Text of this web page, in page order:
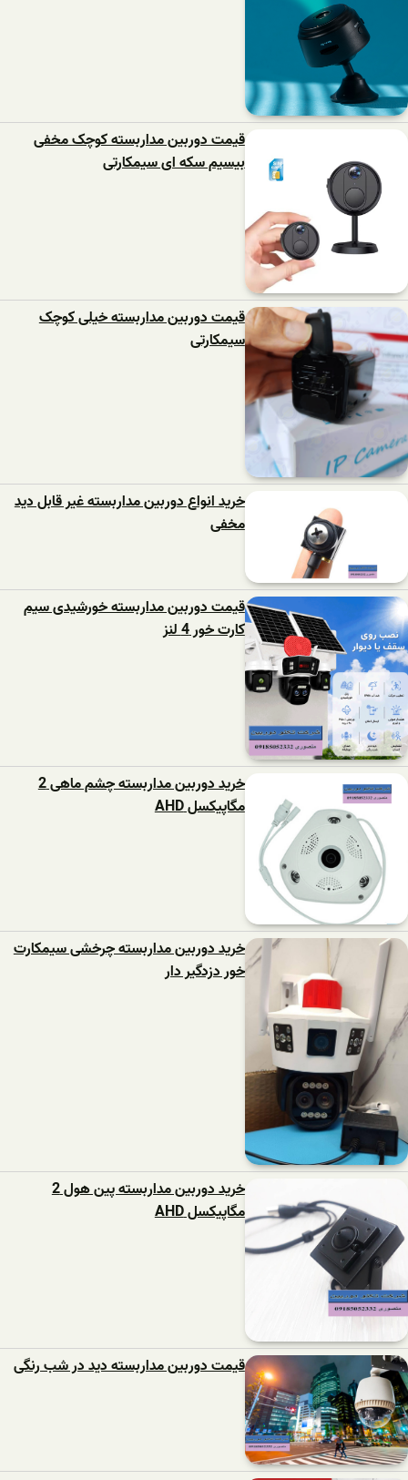
قیمت دوربین مداربسته کوچک مخفی
بیسیم سکه ای سیمکارتی
قیمت دوربین مداربسته خیلی کوچک
سیمکارتی
خرید انواع دوربین مداربسته غیر قابل دید
مخفی
قیمت دوربین مداربسته خورشیدی سیم
کارت خور 4 لنز
خرید دوربین مداربسته چشم ماهی 2
مگاپیکسل AHD
خرید دوربین مداربسته چرخشی سیمکارت
خور دزدگیر دار
خرید دوربین مداربسته پین هول 2
مگاپیکسل AHD
قیمت دوربین مداربسته دید در شب رنگی